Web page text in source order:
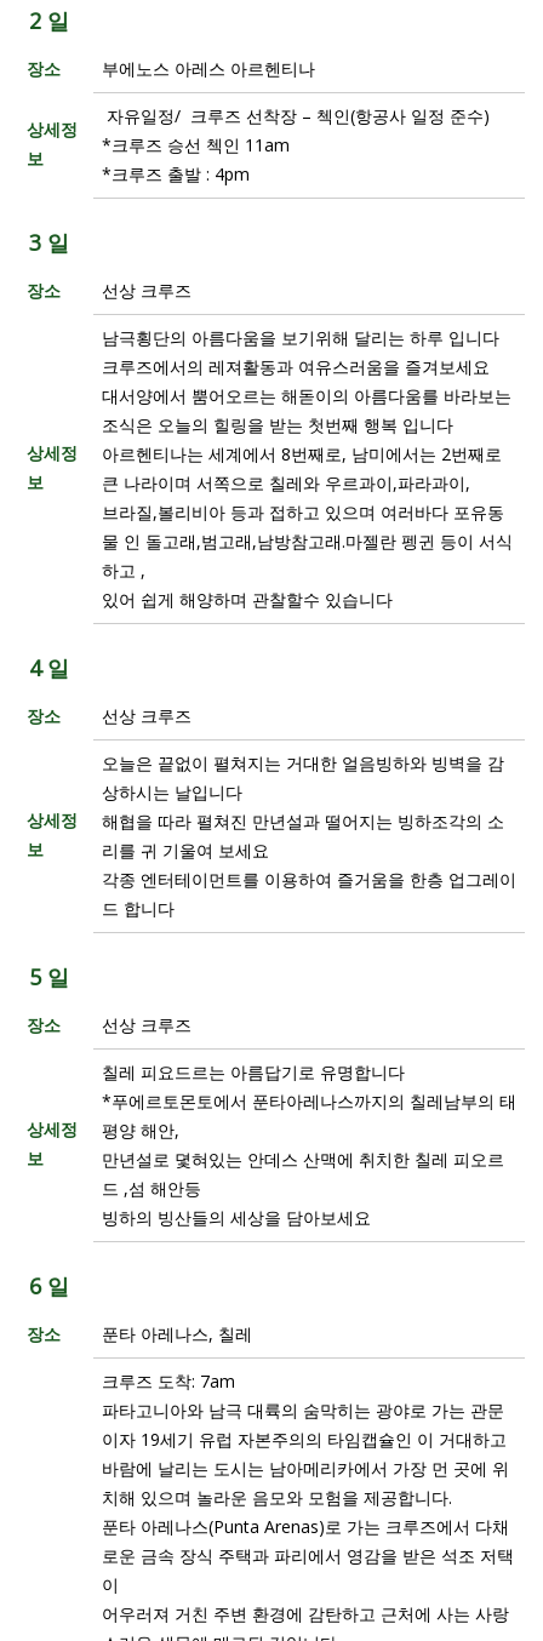
2 일
장소 부에노스 아레스 아르헨티나
상세정
보
자유일정/ 크루즈 선착장 – 첵인(항공사 일정 준수)
*크루즈 승선 첵인 11am
*크루즈 출발 : 4pm
3 일
장소 선상 크루즈
상세정
보
남극횡단의 아름다움을 보기위해 달리는 하루 입니다
크루즈에서의 레져활동과 여유스러움을 즐겨보세요
대서양에서 뿜어오르는 해돋이의 아름다움를 바라보는
조식은 오늘의 힐링을 받는 첫번째 행복 입니다
아르헨티나는 세계에서 8번째로, 남미에서는 2번째로
큰 나라이며 서쪽으로 칠레와 우르과이,파라과이,
브라질,볼리비아 등과 접하고 있으며 여러바다 포유동
물 인 돌고래,범고래,남방참고래.마젤란 펭귄 등이 서식
하고 ,
있어 쉽게 해양하며 관찰할수 있습니다
4 일
장소 선상 크루즈
상세정
보
오늘은 끝없이 펼쳐지는 거대한 얼음빙하와 빙벽을 감
상하시는 날입니다
해협을 따라 펼쳐진 만년설과 떨어지는 빙하조각의 소
리를 귀 기울여 보세요
각종 엔터테이먼트를 이용하여 즐거움을 한층 업그레이
드 합니다
5 일
장소 선상 크루즈
상세정
보
칠레 피요드르는 아름답기로 유명합니다
*푸에르토몬토에서 푼타아레나스까지의 칠레남부의 태
평양 해안,
만년설로 뎣혀있는 안데스 산맥에 취치한 칠레 피오르
드 ,섬 해안등
빙하의 빙산들의 세상을 담아보세요
6 일
장소 푼타 아레나스, 칠레
크루즈 도착: 7am
파타고니아와 남극 대륙의 숨막히는 광야로 가는 관문
이자 19세기 유럽 자본주의의 타임캡슐인 이 거대하고
바람에 날리는 도시는 남아메리카에서 가장 먼 곳에 위
치해 있으며 놀라운 음모와 모험을 제공합니다.
푼타 아레나스(Punta Arenas)로 가는 크루즈에서 다채
로운 금속 장식 주택과 파리에서 영감을 받은 석조 저택
이
어우러져 거친 주변 환경에 감탄하고 근처에 사는 사랑